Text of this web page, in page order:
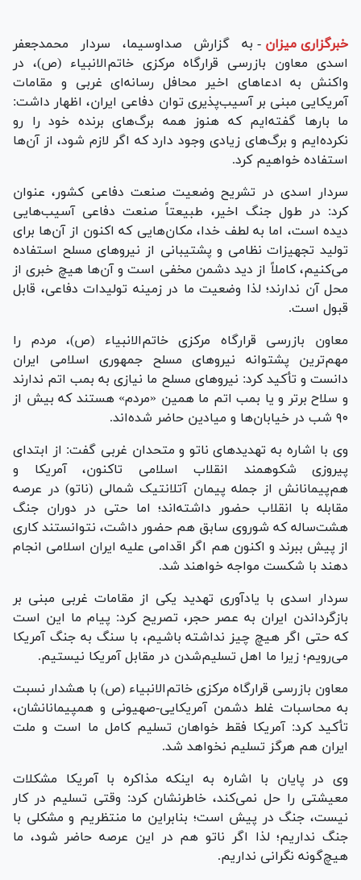
خبرگزاری میزان - به گزارش صداوسیما، سردار محمدجعفر
اسدی معاون بازرسی قرارگاه مرکزی خاتم‌الانبیاء (ص)، در
واکنش به ادعاهای اخیر محافل رسانه‌ای غربی و مقامات
آمریکایی مبنی بر آسیب‌پذیری توان دفاعی ایران، اظهار داشت:
ما بارها گفته‌ایم که هنوز همه برگ‌های برنده خود را رو
نکرده‌ایم و برگ‌های زیادی وجود دارد که اگر لازم شود، از آن‌ها
استفاده خواهیم کرد.
سردار اسدی در تشریح وضعیت صنعت دفاعی کشور، عنوان
کرد: در طول جنگ اخیر، طبیعتاً صنعت دفاعی آسیب‌هایی
دیده است، اما به لطف خدا، مکان‌هایی که اکنون از آن‌ها برای
تولید تجهیزات نظامی و پشتیبانی از نیروهای مسلح استفاده
می‌کنیم، کاملاً از دید دشمن مخفی است و آن‌ها هیچ خبری از
محل آن ندارند؛ لذا وضعیت ما در زمینه تولیدات دفاعی، قابل
قبول است.
معاون بازرسی قرارگاه مرکزی خاتم‌الانبیاء (ص)، مردم را
مهم‌ترین پشتوانه نیروهای مسلح جمهوری اسلامی ایران
دانست و تأکید کرد: نیروهای مسلح ما نیازی به بمب اتم ندارند
و سلاح برتر و یا بمب اتم ما همین «مردم» هستند که بیش از
۹۰ شب در خیابان‌ها و میادین حاضر شده‌اند.
وی با اشاره به تهدیدهای ناتو و متحدان غربی گفت: از ابتدای
پیروزی شکوهمند انقلاب اسلامی تاکنون، آمریکا و
هم‌پیمانانش از جمله پیمان آتلانتیک شمالی (ناتو) در عرصه
مقابله با انقلاب حضور داشته‌اند؛ اما حتی در دوران جنگ
هشت‌ساله که شوروی سابق هم حضور داشت، نتوانستند کاری
از پیش ببرند و اکنون هم اگر اقدامی علیه ایران اسلامی انجام
دهند با شکست مواجه خواهند شد.
سردار اسدی با یادآوری تهدید یکی از مقامات غربی مبنی بر
بازگرداندن ایران به عصر حجر، تصریح کرد: پیام ما این است
که حتی اگر هیچ چیز نداشته باشیم، با سنگ به جنگ آمریکا
می‌رویم؛ زیرا ما اهل تسلیم‌شدن در مقابل آمریکا نیستیم.
معاون بازرسی قرارگاه مرکزی خاتم‌الانبیاء (ص) با هشدار نسبت
به محاسبات غلط دشمن آمریکایی-صهیونی و همپیمانانشان،
تأکید کرد: آمریکا فقط خواهان تسلیم کامل ما است و ملت
ایران هم هرگز تسلیم نخواهد شد.
وی در پایان با اشاره به اینکه مذاکره با آمریکا مشکلات
معیشتی را حل نمی‌کند، خاطرنشان کرد: وقتی تسلیم در کار
نیست، جنگ در پیش است؛ بنابراین ما منتظریم و مشکلی با
جنگ نداریم؛ لذا اگر ناتو هم در این عرصه حاضر شود، ما
هیچ‌گونه نگرانی نداریم.